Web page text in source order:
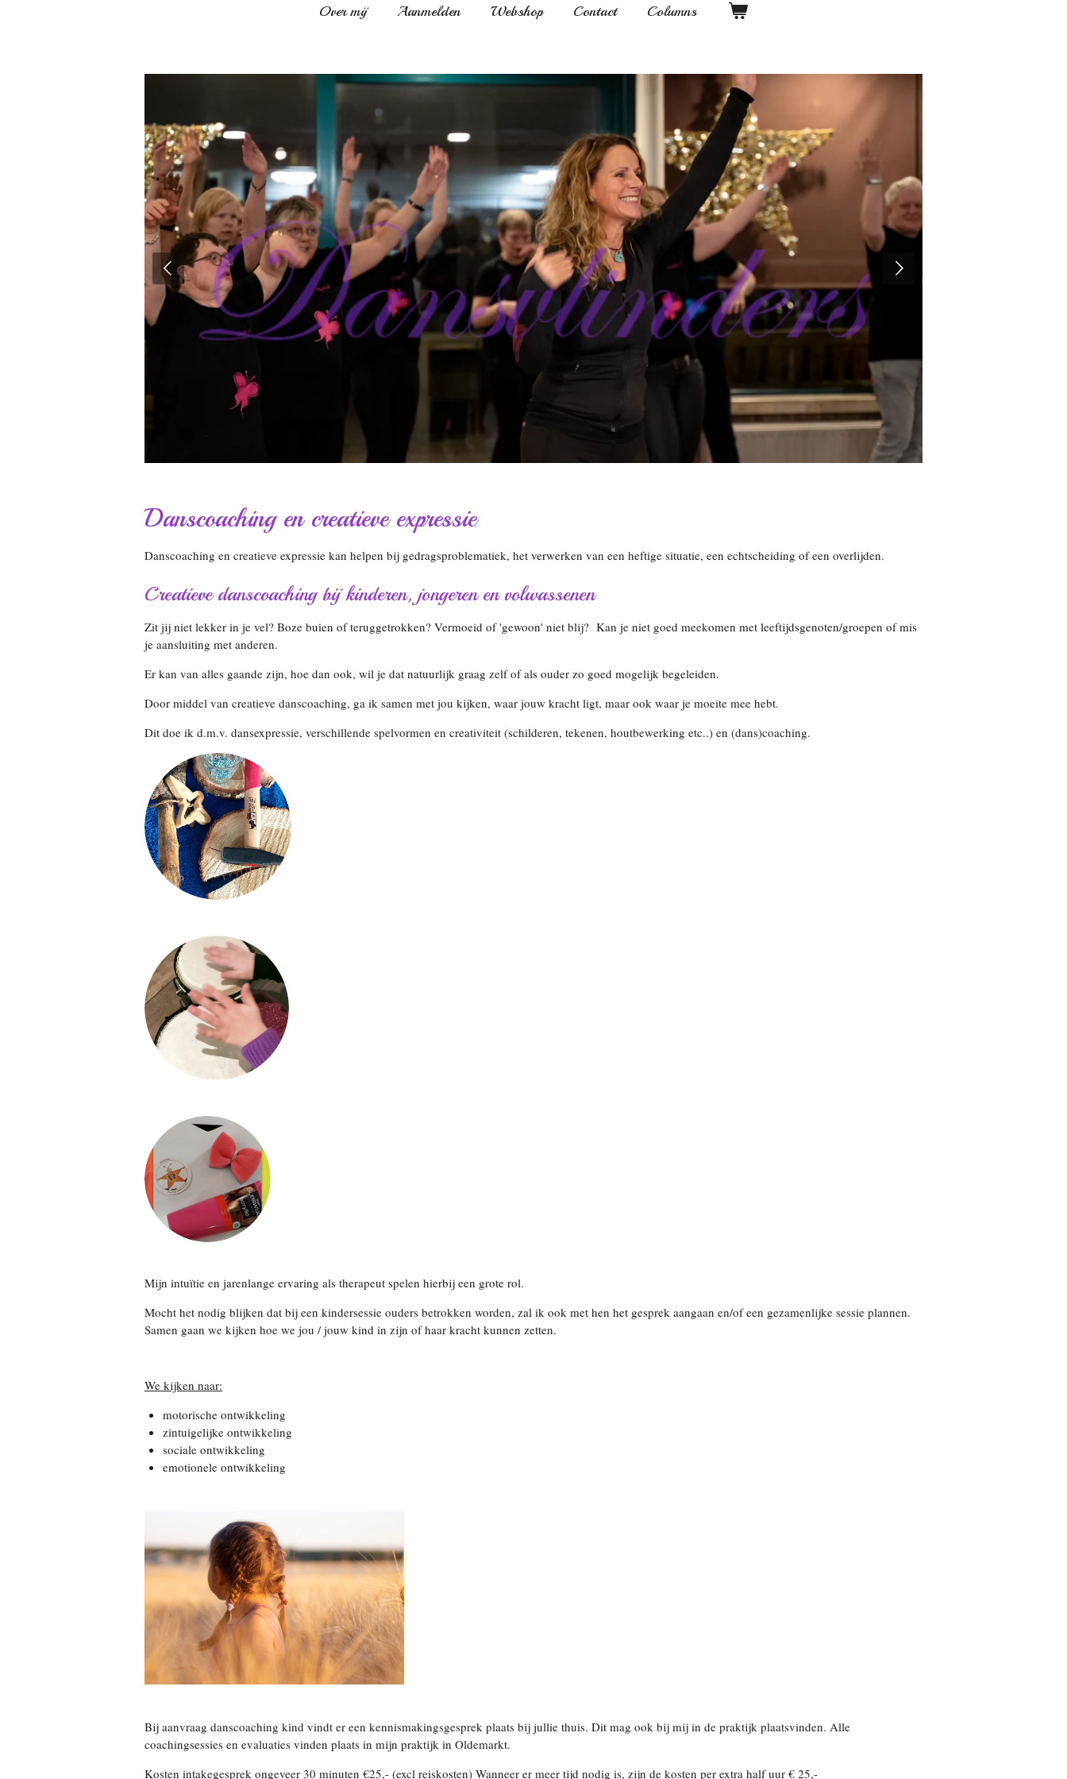
Over mij Aanmelden Webshop Contact Columns
Danscoaching en creatieve expressie
Danscoaching en creatieve expressie kan helpen bij gedragsproblematiek, het verwerken van een heftige situatie, een echtscheiding of een overlijden.
Creatieve danscoaching bij kinderen, jongeren en volwassenen
Zit jij niet lekker in je vel? Boze buien of teruggetrokken? Vermoeid of 'gewoon' niet blij? Kan je niet goed meekomen met leeftijdsgenoten/groepen of mis
je aansluiting met anderen.
Er kan van alles gaande zijn, hoe dan ook, wil je dat natuurlijk graag zelf of als ouder zo goed mogelijk begeleiden.
Door middel van creatieve danscoaching, ga ik samen met jou kijken, waar jouw kracht ligt, maar ook waar je moeite mee hebt.
Dit doe ik d.m.v. dansexpressie, verschillende spelvormen en creativiteit (schilderen, tekenen, houtbewerking etc..) en (dans)coaching.
Mijn intuïtie en jarenlange ervaring als therapeut spelen hierbij een grote rol.
Mocht het nodig blijken dat bij een kindersessie ouders betrokken worden, zal ik ook met hen het gesprek aangaan en/of een gezamenlijke sessie plannen.
Samen gaan we kijken hoe we jou / jouw kind in zijn of haar kracht kunnen zetten.
We kijken naar:
motorische ontwikkeling
zintuigelijke ontwikkeling
sociale ontwikkeling
emotionele ontwikkeling
Bij aanvraag danscoaching kind vindt er een kennismakingsgesprek plaats bij jullie thuis. Dit mag ook bij mij in de praktijk plaatsvinden. Alle
coachingsessies en evaluaties vinden plaats in mijn praktijk in Oldemarkt.
Kosten intakegesprek ongeveer 30 minuten €25,- (excl reiskosten) Wanneer er meer tijd nodig is, zijn de kosten per extra half uur € 25,-